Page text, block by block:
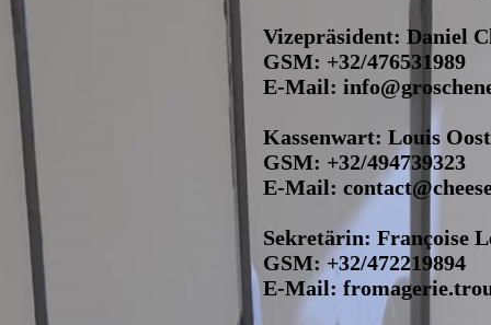
Vizepräsident: Daniel
GSM: +32/476531989
E-Mail:
Kassenwart: Louis
GSM: +32/494739323
E-Mail:
Sekretärin: Françoise
GSM: +32/472219894
E-Mail: